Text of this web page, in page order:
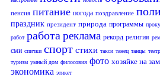
пенсия питание погода поздравление
праздник президент природа программы
работ работа реклама рекорд религия
сми спички спорт стихи такси танец танцы театр
туризм умный дом филосовия фото хозяйке на
экономика этикет